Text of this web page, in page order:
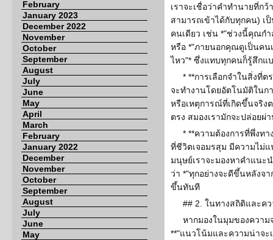
February
January 2023
December 2022
November
October
September
August
July
June
May
April
March
February
January 2022
December
November
October
September
August
July
June
May
เราจะเชื่อว่าคำทำนายที่ก
สามารถเข้าได้กับทุกคน) เ
คนเดียว เช่น *"ช่วงนี้คุณกำ
หรือ *"ภายนอกคุณดูเป็นคน
ไหว"* ซึ่งแทบทุกคนก็รู้สึกแ
* **การเลือกจำในสิ่งที่ต
จะทำงานโดยอัตโนมัติในก
หรือเหตุการณ์ที่เกิดขึ้นจริง
ตรง สมองเรามักจะปล่อยผ่
* **ความต้องการที่พึ่งทา
ที่ชีวิตเจอมรสุม มีความไม่
มนุษย์เราจะมองหาคำแนะ
ว่า *"ทุกอย่างจะดีขึ้นหลังจ
ขึ้นทันที
## 2. ในทางสถิติและคว
หากมองในมุมของความ
**"แนวโน้มและความน่าจะ